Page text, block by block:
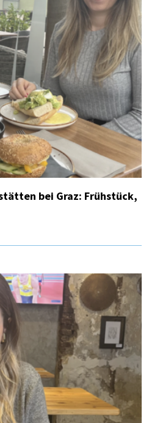
bei Graz: Frühstück,